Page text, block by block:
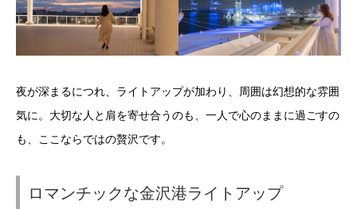
夜が深まるにつれ、ライトアップが加わり、周囲は幻想的な雰囲
気に。大切な人と肩を寄せ合うのも、一人で心のままに過ごすの
も、ここならではの贅沢です。
ロマンチックな金沢港ライトアップ